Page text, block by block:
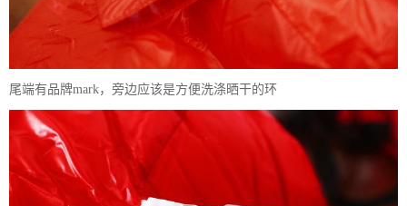
尾端有品牌mark，旁边应该是方便洗涤晒干的环